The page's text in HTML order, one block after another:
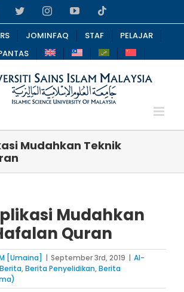
FacebookTwitterInstagramYouTube
JOMINFAQ STAF
PELAJAR
Mudahkan Teknik
Mudahkan
Quran
[Umaina] | September 3rd, 2019 | Al-
Berita,Berita Penyelidikan,Berita